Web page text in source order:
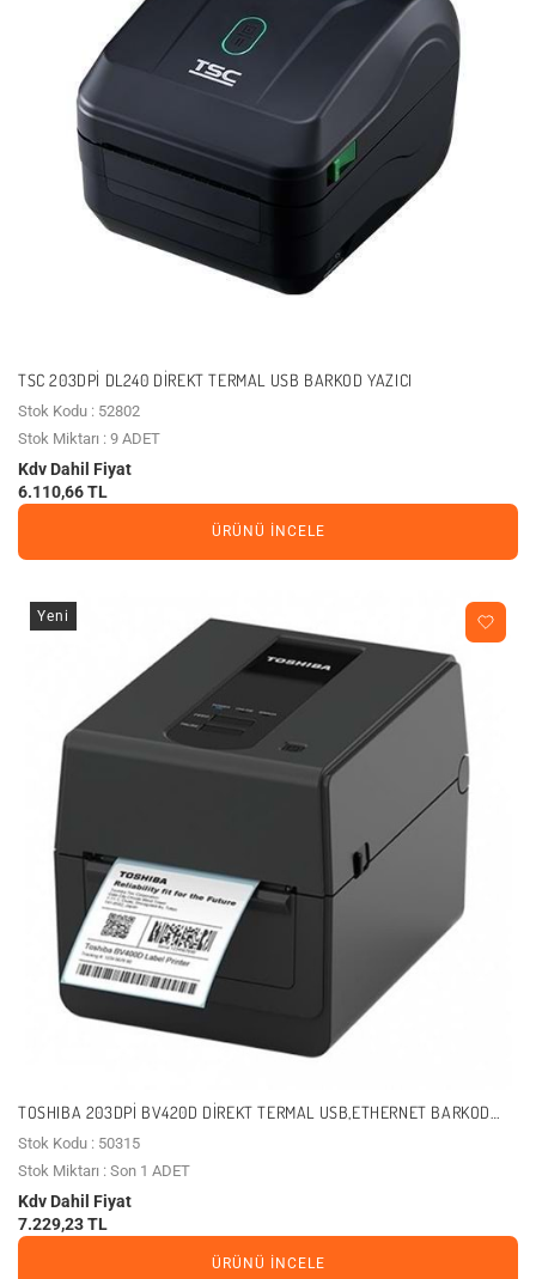
TSC 203DPI DL240 DIREKT TERMAL USB BARKOD YAZICI
Stok Kodu : 52802
Stok Miktarı : 9 ADET
Kdv Dahil Fiyat
6.110,66 TL
ÜRÜNÜ İNCELE
Yeni
TOSHIBA 203DPI BV420D DIREKT TERMAL USB,ETHERNET BARKOD
YAZICI
Stok Kodu : 50315
Stok Miktarı : Son 1 ADET
Kdv Dahil Fiyat
7.229,23 TL
ÜRÜNÜ İNCELE